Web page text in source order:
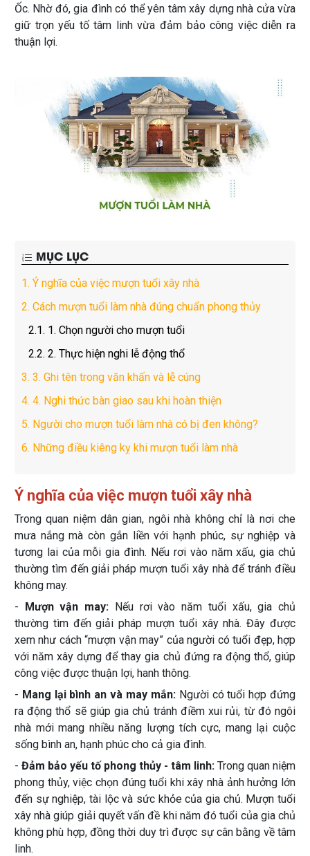
Ốc. Nhờ đó, gia đình có thể yên tâm xây dựng nhà cửa vừa
giữ trọn yếu tố tâm linh vừa đảm bảo công việc diễn ra
thuận lợi.
MỤC LỤC
1. Ý nghĩa của việc mượn tuổi xây nhà
2. Cách mượn tuổi làm nhà đúng chuẩn phong thủy
2.1. 1. Chọn người cho mượn tuổi
2.2. 2. Thực hiện nghi lễ động thổ
3. 3. Ghi tên trong văn khấn và lễ cúng
4. 4. Nghi thức bàn giao sau khi hoàn thiện
5. Người cho mượn tuổi làm nhà có bị đen không?
6. Những điều kiêng kỵ khi mượn tuổi làm nhà
Ý nghĩa của việc mượn tuổi xây nhà
Trong quan niệm dân gian, ngôi nhà không chỉ là nơi che
mưa nắng mà còn gắn liền với hạnh phúc, sự nghiệp và
tương lai của mỗi gia đình. Nếu rơi vào năm xấu, gia chủ
thường tìm đến giải pháp mượn tuổi xây nhà để tránh điều
không may.
- Mượn vận may: Nếu rơi vào năm tuổi xấu, gia chủ
thường tìm đến giải pháp mượn tuổi xây nhà. Đây được
xem như cách “mượn vận may” của người có tuổi đẹp, hợp
với năm xây dựng để thay gia chủ đứng ra động thổ, giúp
công việc được thuận lợi, hanh thông.
- Mang lại bình an và may mắn: Người có tuổi hợp đứng
ra động thổ sẽ giúp gia chủ tránh điềm xui rủi, từ đó ngôi
nhà mới mang nhiều năng lượng tích cực, mang lại cuộc
sống bình an, hạnh phúc cho cả gia đình.
- Đảm bảo yếu tố phong thủy - tâm linh: Trong quan niệm
phong thủy, việc chọn đúng tuổi khi xây nhà ảnh hưởng lớn
đến sự nghiệp, tài lộc và sức khỏe của gia chủ. Mượn tuổi
xây nhà giúp giải quyết vấn đề khi năm đó tuổi của gia chủ
không phù hợp, đồng thời duy trì được sự cân bằng về tâm
linh.